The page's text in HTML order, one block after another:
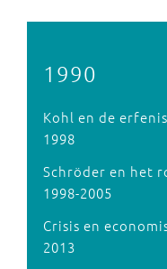
1990
Kohl en de
1998
Schröder en het
1998-2005
Crisis en
2013